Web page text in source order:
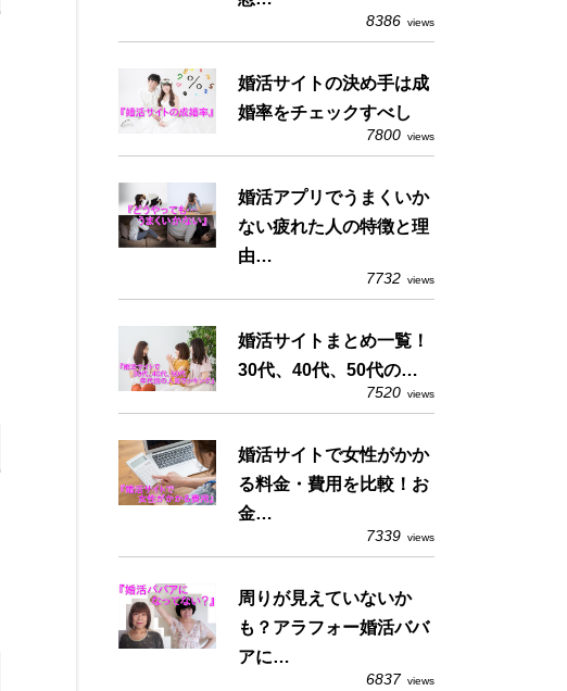
8386 views
婚活サイトの決め手は成
婚率をチェックすべし
7800 views
婚活アプリでうまくいか
ない疲れた人の特徴と理
由…
7732 views
婚活サイトまとめ一覧！
30代、40代、50代の…
7520 views
婚活サイトで女性がかか
る料金・費用を比較！お
金…
7339 views
周りが見えていないか
も？アラフォー婚活ババ
アに…
6837 views